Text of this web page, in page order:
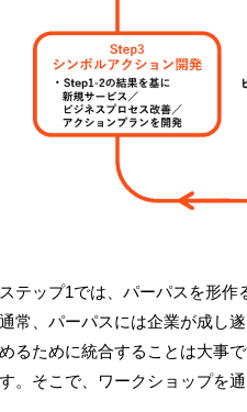
ステップ1では、パーパスを形作
通常、パーパスには企業が成し
めるために統合することは大事
す。そこで、ワークショップを